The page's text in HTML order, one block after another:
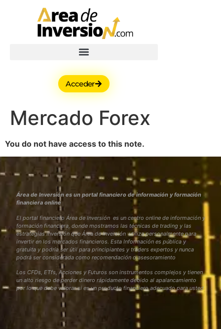
Acceder
Mercado Forex
You do not have access to this note.
Área de Inversión es un portal financiero de información y formación
financiera online
El portal financiero Área de Inversión es un centro online de información y
formación financiera, donde mostramos las técnicas de trading y las
estrategias inversión que Área de Inversión utiliza personalmente para
invertir en los mercados financieros. Esta Información es pública y
gratuita y podría ser útil para principiantes y traders expertos y nunca
podrá ser considerada como recomendación o asesoramiento
Los CFDs, ETfs, Acciones y Futuros son instrumentos complejos y tienen
un alto riesgo de perder dinero rápidamente debido al apalancamiento
por lo que debe valorar si es un producto financiero adecuado para usted